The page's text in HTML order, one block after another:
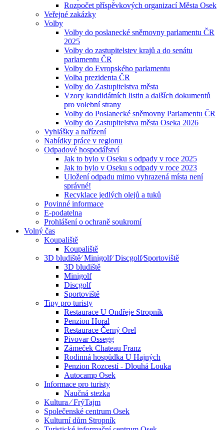
Rozpočet příspěvkových organizací Města Osek
Veřejné zakázky
Volby
Volby do poslanecké sněmovny parlamentu ČR
2025
Volby do zastupitelstev krajů a do senátu
parlamentu ČR
Volby do Evropského parlamentu
Volba prezidenta ČR
Volby do Zastupitelstva města
Vzory kandidátních listin a dalších dokumentů
pro volební strany
Volby do Poslanecké sněmovny Parlamentu ČR
Volby do Zastupitelstva města Oseka 2026
Vyhlášky a nařízení
Nabídky práce v regionu
Odpadové hospodářství
Jak to bylo v Oseku s odpady v roce 2025
Jak to bylo v Oseku s odpady v roce 2023
Uložení odpadu mimo vyhrazená místa není
správné!
Recyklace jedlých olejů a tuků
Povinné informace
E-podatelna
Prohlášení o ochraně soukromí
Volný čas
Koupaliště
Koupaliště
3D bludiště⁄ Minigolf⁄ Discgolf⁄Sportoviště
3D bludiště
Minigolf
Discgolf
Sportoviště
Tipy pro turisty
Restaurace U Ondřeje Stropník
Penzion Horal
Restaurace Černý Orel
Pivovar Ossegg
Zámeček Chateau Franz
Rodinná hospůdka U Hajných
Penzion Rozcestí - Dlouhá Louka
Autocamp Osek
Informace pro turisty
Naučná stezka
Kultura ⁄ FrýTajm
Společenské centrum Osek
Kulturní dům Stropník